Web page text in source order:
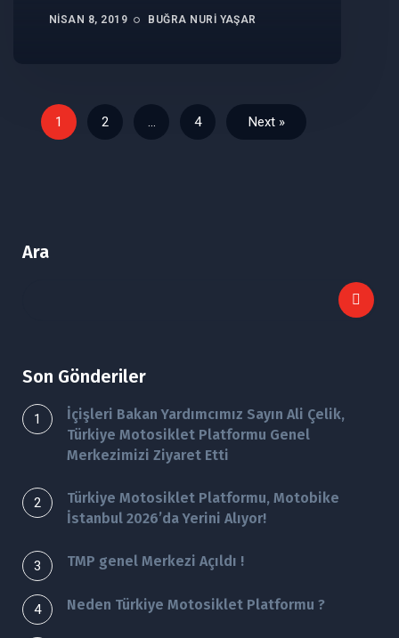
NISAN 8, 2019 BUĞRA NURI YAŞAR
1 2 4 Next »
Ara
Son Gönderiler
İçişleri Bakan Yardımcımız Sayın Ali Çelik,
Türkiye Motosiklet Platformu Genel
Merkezimizi Ziyaret Etti
Türkiye Motosiklet Platformu, Motobike
İstanbul 2026’da Yerini Alıyor!
TMP genel Merkezi Açıldı !
Neden Türkiye Motosiklet Platformu ?